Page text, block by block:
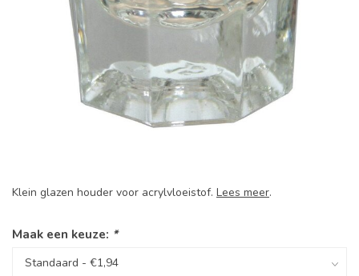
Klein glazen houder voor acrylvloeistof. Lees meer.
Maak een keuze: *